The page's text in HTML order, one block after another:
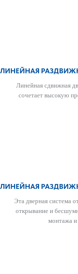
ЛИНЕЙНАЯ
Линейная сдвижная
сочетает выс­окую
ЛИНЕЙНАЯ
Эта дверная сис­тема
открывание и
монтажа